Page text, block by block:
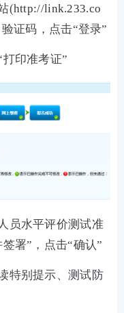
(http://link.233.co
证码，点击“登录”
印准考证”
员水平评价测试准
署”，点击“确认”
特别提示、测试防